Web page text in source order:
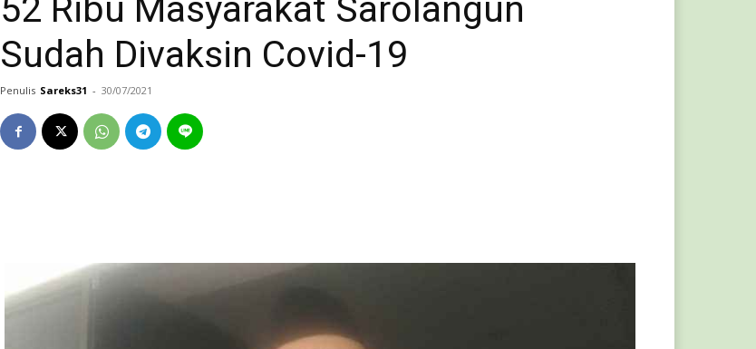
52 Ribu Masyarakat Sarolangun
Sudah Divaksin Covid-19
Penulis Sareks31 - 30/07/2021